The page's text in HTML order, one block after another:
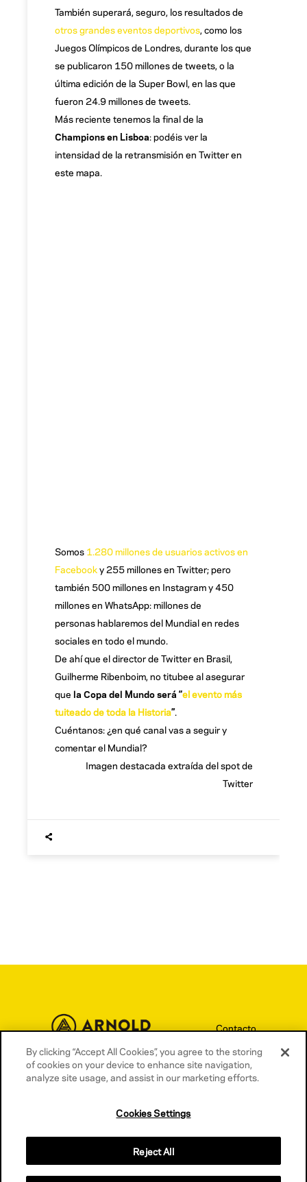
También superará, seguro, los resultados de
otros grandes eventos deportivos, como los
Juegos Olímpicos de Londres, durante los que
se publicaron 150 millones de tweets, o la
última edición de la Super Bowl, en las que
fueron 24.9 millones de tweets.
Más reciente tenemos la final de la
Champions en Lisboa: podéis ver la
intensidad de la retransmisión en Twitter en
este mapa.
Somos 1.280 millones de usuarios activos en
Facebooky 255 millones en Twitter; pero
también 500 millones en Instagram y 450
millones en WhatsApp: millones de
personas hablaremos del Mundial en redes
sociales en todo el mundo.
De ahí que el director de Twitter en Brasil,
Guilherme Ribenboim, no titubee al asegurar
que la Copa del Mundo será “el evento más
tuiteado de toda la Historia”.
Cuéntanos: ¿en qué canal vas a seguir y
comentar el Mundial?
Imagen destacada extraída del spot de
Twitter
Contacto
Términos y condiciones
Política de privacidad
By clicking “Accept All Cookies”, you agree to the storing
of cookies on your device to enhance site navigation,
analyze site usage, and assist in our marketing efforts.
Cookies Settings
Reject All